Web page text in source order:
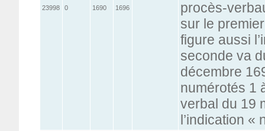
23998 0 1690 1696
procès-
sur le
figure aussi
seconde va
décembre
numérotés 1
verbal du 19
l’indication «